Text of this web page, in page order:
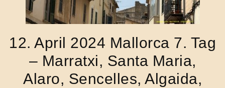
12. April 2024 Mallorca 7. Tag
– Marratxi, Santa Maria,
Alaro, Sencelles, Algaida,